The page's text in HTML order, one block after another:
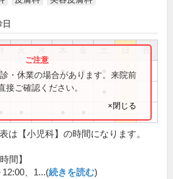
祝
● ● ● ●
・休業の場合があります。来院前
接ご確認ください。
×閉じる
は【小児科】の時間になります。
間】
、1...(続きを読む)